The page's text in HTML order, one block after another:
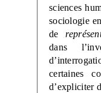
sciences
sociologie
de
dans
certaines
d’expliciter